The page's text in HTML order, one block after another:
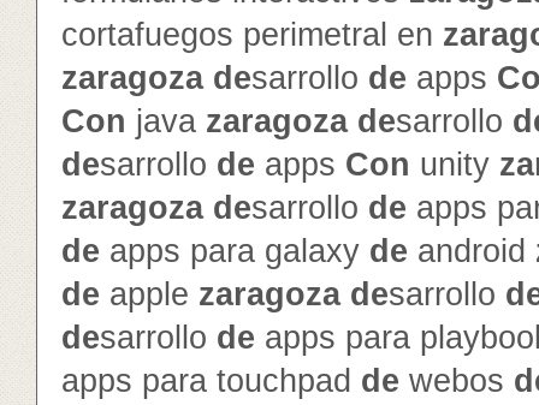
cortafuegos perimetral en
zaragoza desarrollo de apps
Con java zaragoza desarrollo
desarrollo de apps Con unity
zaragoza desarrollo de apps
de apps para galaxy de android
de apple zaragoza desarrollo
desarrollo de apps para
apps para touchpad de webos